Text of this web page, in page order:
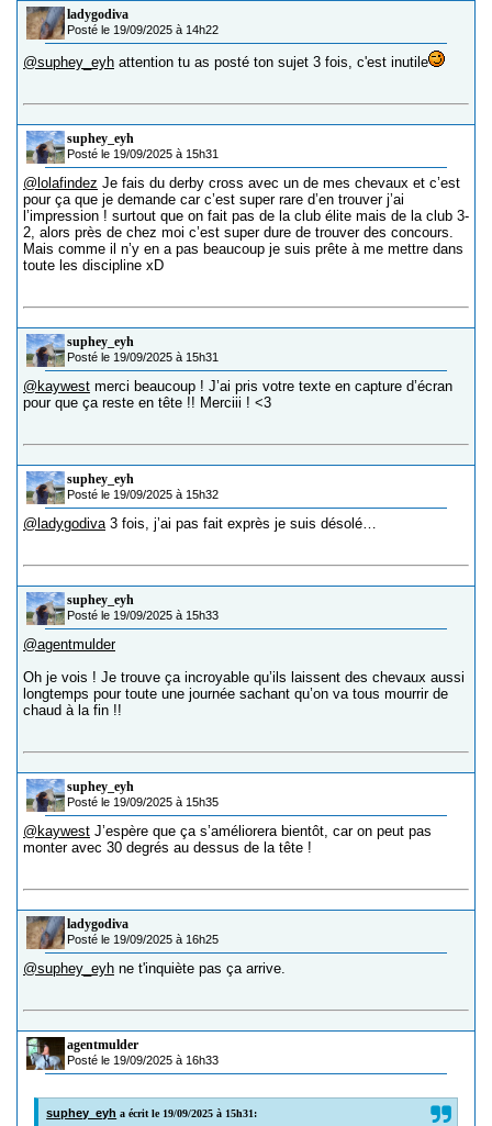
ladygodiva
Posté le 19/09/2025 à 14h22
@suphey_eyh attention tu as posté ton sujet 3 fois, c'est inutile
suphey_eyh
Posté le 19/09/2025 à 15h31
@lolafindez Je fais du derby cross avec un de mes chevaux et c’est
pour ça que je demande car c’est super rare d’en trouver j’ai
l’impression ! surtout que on fait pas de la club élite mais de la club 3-
2, alors près de chez moi c’est super dure de trouver des concours.
Mais comme il n’y en a pas beaucoup je suis prête à me mettre dans
toute les discipline xD
suphey_eyh
Posté le 19/09/2025 à 15h31
@kaywest merci beaucoup ! J’ai pris votre texte en capture d’écran
pour que ça reste en tête !! Merciii ! <3
suphey_eyh
Posté le 19/09/2025 à 15h32
@ladygodiva 3 fois, j’ai pas fait exprès je suis désolé…
suphey_eyh
Posté le 19/09/2025 à 15h33
@agentmulder
Oh je vois ! Je trouve ça incroyable qu’ils laissent des chevaux aussi
longtemps pour toute une journée sachant qu’on va tous mourrir de
chaud à la fin !!
suphey_eyh
Posté le 19/09/2025 à 15h35
@kaywest J’espère que ça s’améliorera bientôt, car on peut pas
monter avec 30 degrés au dessus de la tête !
ladygodiva
Posté le 19/09/2025 à 16h25
@suphey_eyh ne t'inquiète pas ça arrive.
agentmulder
Posté le 19/09/2025 à 16h33
suphey_eyh a écrit le 19/09/2025 à 15h31: